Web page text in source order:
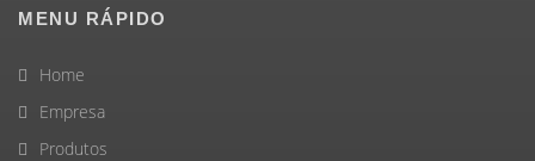
MENU RÁPIDO
Home
Empresa
Produtos